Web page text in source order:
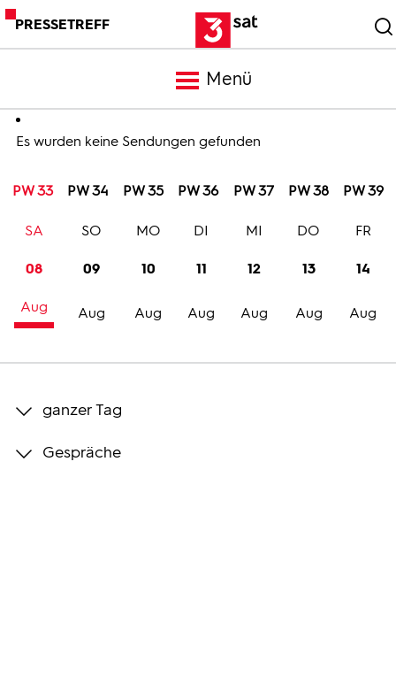
PRESSETREFF
Menü
Meldungen
Programm
Trailer
Bilder
Es wurden keine Sendungen gefunden
PW 33 PW 34 PW 35 PW 36 PW 37 PW 38 PW 39
08
Aug
SA
09
Aug
SO
10
Aug
MO
11
Aug
DI
12
Aug
MI
13
Aug
DO
14
Aug
FR
ganzer Tag
Gespräche